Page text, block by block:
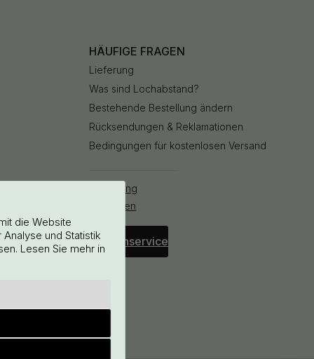
HÄUFIGE FRAGEN
Lieferung
Was sind Lochabstand?
Bestehende Bestellung ändern
Rücksendungen & Reklamationen
Bedingungen für kostenlosen Versand
Bestellung
stornieren
Kundenservice
die Website
und Statistik
Lesen Sie mehr in